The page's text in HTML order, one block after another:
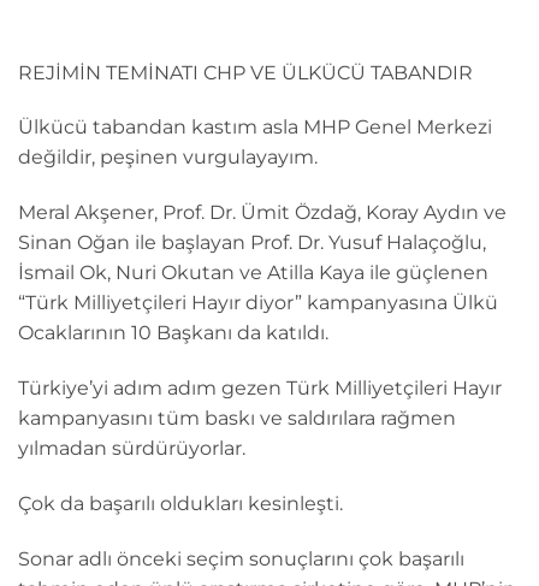
REJİMİN TEMİNATI CHP VE ÜLKÜCÜ TABANDIR
Ülkücü tabandan kastım asla MHP Genel Merkezi
değildir, peşinen vurgulayayım.
Meral Akşener, Prof. Dr. Ümit Özdağ, Koray Aydın ve
Sinan Oğan ile başlayan Prof. Dr. Yusuf Halaçoğlu,
İsmail Ok, Nuri Okutan ve Atilla Kaya ile güçlenen
“Türk Milliyetçileri Hayır diyor” kampanyasına Ülkü
Ocaklarının 10 Başkanı da katıldı.
Türkiye’yi adım adım gezen Türk Milliyetçileri Hayır
kampanyasını tüm baskı ve saldırılara rağmen
yılmadan sürdürüyorlar.
Çok da başarılı oldukları kesinleşti.
Sonar adlı önceki seçim sonuçlarını çok başarılı